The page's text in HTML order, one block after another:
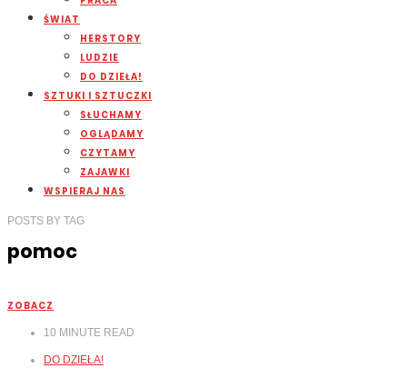
ŚWIAT
HERSTORY
LUDZIE
DO DZIEŁA!
SZTUKI I SZTUCZKI
SŁUCHAMY
OGLĄDAMY
CZYTAMY
ZAJAWKI
WSPIERAJ NAS
POSTS BY TAG
pomoc
ZOBACZ
10 MINUTE READ
DO DZIEŁA!